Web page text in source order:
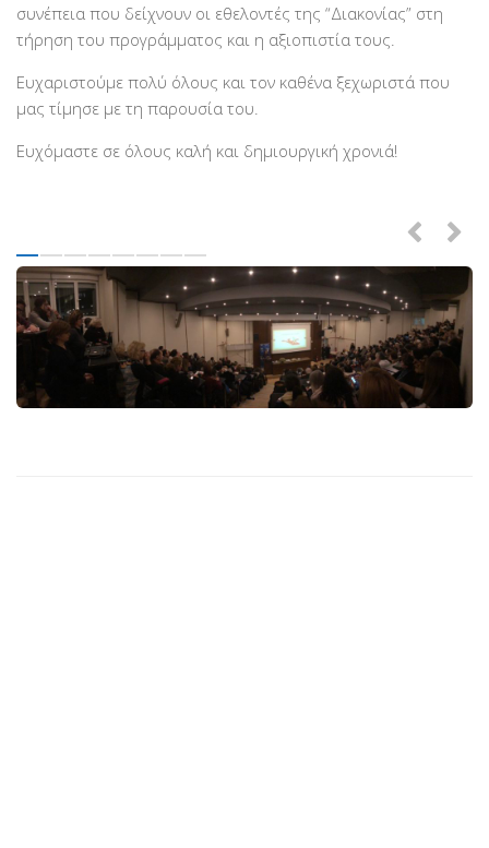
Συνεργαζόμενοι Φορείς
Εκδηλώσεις
Ανακοινώσεις
Χορηγοί Επικοινωνίας
Επικοινωνία
συνέπεια που δείχνουν οι εθελοντές της “Διακονίας” στη
τήρηση του προγράμματος και η αξιοπιστία τους.
Ευχαριστούμε πολύ όλους και τον καθένα ξεχωριστά που
μας τίμησε με τη παρουσία του.
Ευχόμαστε σε όλους καλή και δημιουργική χρονιά!